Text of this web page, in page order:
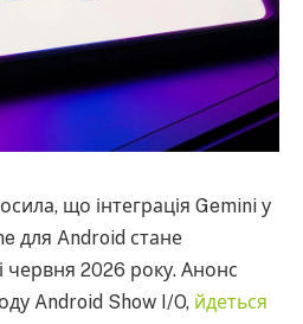
що інтеграція Gemini у
для Android стане
червня 2026 року. Анонс
Android Show I/O, йдеться